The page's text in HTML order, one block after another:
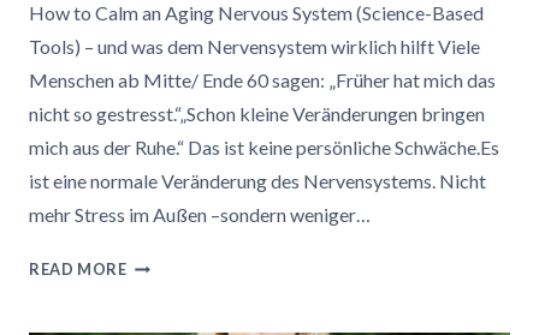
How to Calm an Aging Nervous System (Science-Based
Tools) – und was dem Nervensystem wirklich hilft Viele
Menschen ab Mitte/ Ende 60 sagen: „Früher hat mich das
nicht so gestresst.“„Schon kleine Veränderungen bringen
mich aus der Ruhe.“ Das ist keine persönliche Schwäche.Es
ist eine normale Veränderung des Nervensystems. Nicht
mehr Stress im Außen –sondern weniger…
READ MOREWARUM